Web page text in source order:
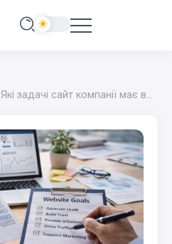
Які задачі сайт компанії має вирішувати, а які — ні